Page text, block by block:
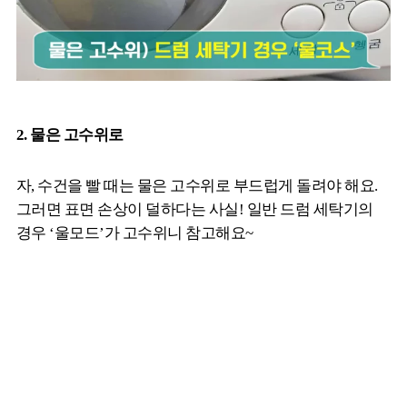
2. 물은 고수위로
자, 수건을 빨 때는 물은 고수위로 부드럽게 돌려야 해요.
그러면 표면 손상이 덜하다는 사실! 일반 드럼 세탁기의
경우 ‘울모드’가 고수위니 참고해요~